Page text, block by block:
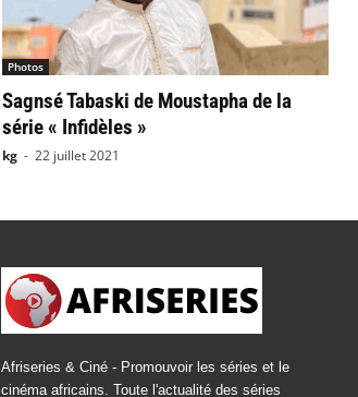
Photos
Sagnsé Tabaski de Moustapha de la
série « Infidèles »
kg - 22 juillet 2021
Afriseries & Ciné - Promouvoir les séries et le
cinéma africains. Toute l'actualité des séries